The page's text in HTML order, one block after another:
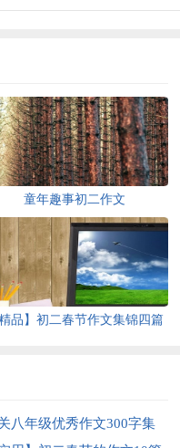
童年趣事初二作文
精品】初二春节作文集锦四篇
八年级优秀作文300字集